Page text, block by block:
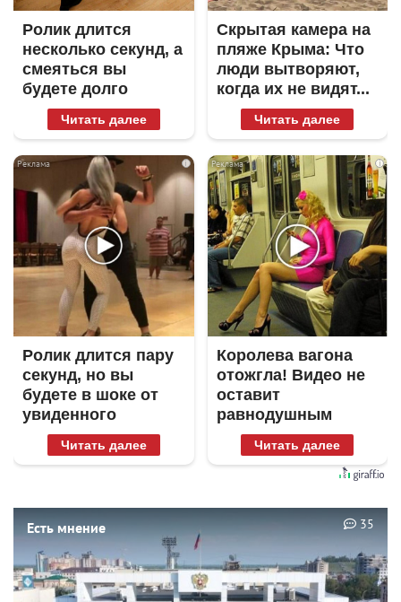
Ролик длится
несколько секунд, а
смеяться вы
будете долго
Читать далее
Скрытая камера на
пляже Крыма: Что
люди вытворяют,
когда их не видят...
Читать далее
i
Ролик длится пару
секунд, но вы
будете в шоке от
увиденного
Читать далее
i
Королева вагона
отожгла! Видео не
оставит
равнодушным
Читать далее
Есть мнение 35